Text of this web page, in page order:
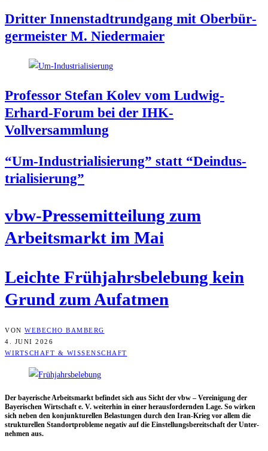
Drit­ter Innen­stadt­rund­gang mit Ober­bür­
ger­meis­ter M. Niedermaier
Pro­fes­sor Ste­fan Kolev vom Lud­wig-
Erhard-Forum bei der IHK-
Vollversammlung
“Um-Indus­tria­li­sie­rung” statt “Deindus­
tria­li­sie­rung”
vbw-Pres­se­mit­tei­lung zum
Arbeits­markt im Mai
Leich­te Früh­jahrs­be­le­bung kein
Grund zum Aufatmen
VON WEBECHO BAMBERG
4. JUNI 2026
WIRTSCHAFT & WISSENSCHAFT
Der baye­ri­sche Arbeits­markt befin­det sich aus Sicht der vbw – Ver­ei­ni­gung der
Baye­ri­schen Wirt­schaft e. V. wei­ter­hin in einer her­aus­for­dern­den Lage. So wir­ken
sich neben den kon­junk­tu­rel­len Belas­tun­gen durch den Iran-Krieg vor allem die
struk­tu­rel­len Stand­ort­pro­ble­me nega­tiv auf die Ein­stel­lungs­be­reit­schaft der Unter­
neh­men aus.